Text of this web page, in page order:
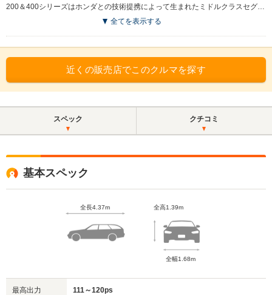
200＆400シリーズはホンダとの技術提携によって生まれたミドルクラスセグメントのモデルで、コンポーネンツはコンチェルトのもの。3ドアハッチバック、5ドア、クーペ、カブリオレという豊富なボディラインナップをもつ200シリーズに対して、3BOXセダン仕様が400シリーズと呼ばれた。そのステーションワゴンがトゥアラーである。1996（H8）年からはフルモデルチェンジしたセダンと区別するために単にトゥアラーとのみ呼ばれた。ホンダ製1.6Lエンジンを搭載。セダン同様にウォールナットウッドパネルや本革シートを贅沢に使った室内の雰囲気は上級モデルに匹敵するといっていい。(1995.1)
全てを表示する
近くの販売店でこのクルマを探す
スペック クチコミ
基本スペック
全長4.37m 全高1.39m
全幅1.68m
最高出力 111～120ps